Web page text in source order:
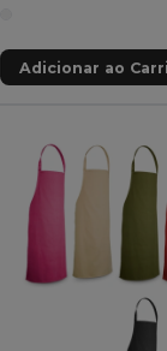
Adicionar ao